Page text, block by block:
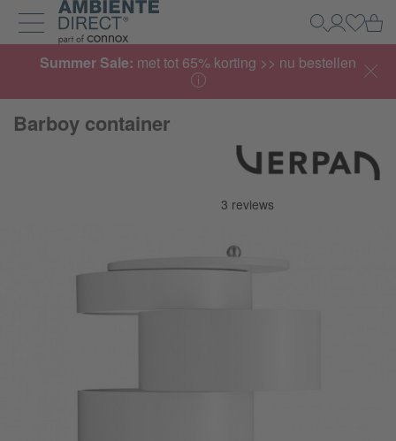
Home
Navigatie uit- en inklappen
Zoeken
Mijn
Summer Sale: met tot 65% korting >> nu bestellen
Barboy container